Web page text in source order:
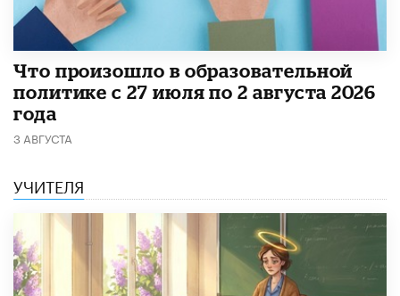
​Что произошло в образовательной
политике с 27 июля по 2 августа 2026
года
3 АВГУСТА
УЧИТЕЛЯ